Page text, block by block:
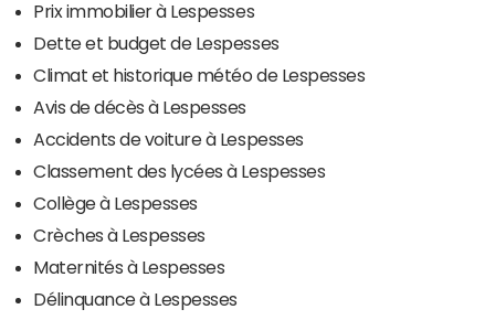
Prix immobilier à Lespesses
Dette et budget de Lespesses
Climat et historique météo de Lespesses
Avis de décès à Lespesses
Accidents de voiture à Lespesses
Classement des lycées à Lespesses
Collège à Lespesses
Crèches à Lespesses
Maternités à Lespesses
Délinquance à Lespesses